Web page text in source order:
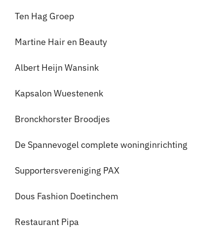
Ten Hag Groep
Martine Hair en Beauty
Albert Heijn Wansink
Kapsalon Wuestenenk
Bronckhorster Broodjes
De Spannevogel complete woninginrichting
Supportersvereniging PAX
Dous Fashion Doetinchem
Restaurant Pipa